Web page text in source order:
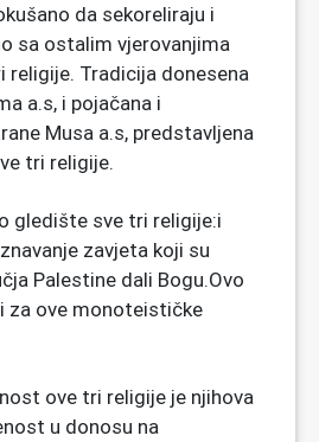
da sekoreliraju i
sa ostalim vjerovanjima
religije. Tradicija donesena
a.s, i pojačana i
Musa a.s, predstavljena
tri religije.
gledište sve tri religije:i
zavjeta koji su
Palestine dali Bogu.Ovo
za ove monoteističke
ove tri religije je njihova
u donosu na